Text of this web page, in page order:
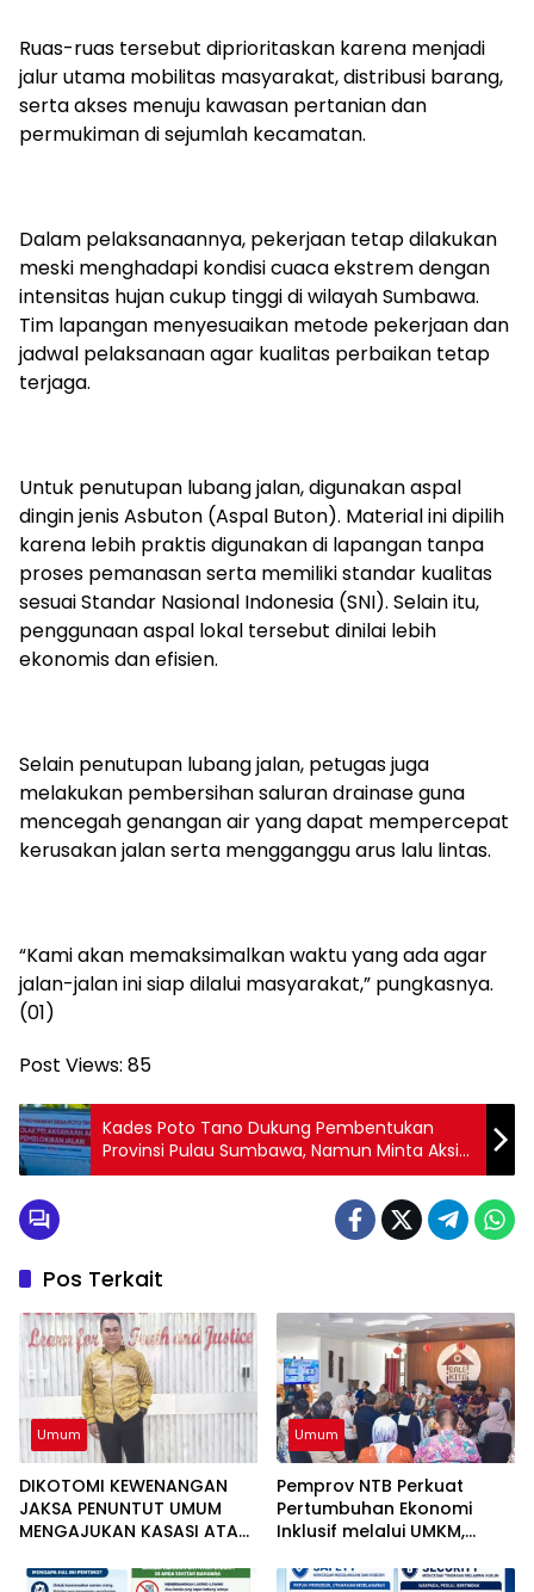
Ruas-ruas tersebut diprioritaskan karena menjadi
jalur utama mobilitas masyarakat, distribusi barang,
serta akses menuju kawasan pertanian dan
permukiman di sejumlah kecamatan.
Dalam pelaksanaannya, pekerjaan tetap dilakukan
meski menghadapi kondisi cuaca ekstrem dengan
intensitas hujan cukup tinggi di wilayah Sumbawa.
Tim lapangan menyesuaikan metode pekerjaan dan
jadwal pelaksanaan agar kualitas perbaikan tetap
terjaga.
Untuk penutupan lubang jalan, digunakan aspal
dingin jenis Asbuton (Aspal Buton). Material ini dipilih
karena lebih praktis digunakan di lapangan tanpa
proses pemanasan serta memiliki standar kualitas
sesuai Standar Nasional Indonesia (SNI). Selain itu,
penggunaan aspal lokal tersebut dinilai lebih
ekonomis dan efisien.
Selain penutupan lubang jalan, petugas juga
melakukan pembersihan saluran drainase guna
mencegah genangan air yang dapat mempercepat
kerusakan jalan serta mengganggu arus lalu lintas.
“Kami akan memaksimalkan waktu yang ada agar
jalan-jalan ini siap dilalui masyarakat,” pungkasnya.
(01)
Post Views: 85
Kades Poto Tano Dukung Pembentukan
Provinsi Pulau Sumbawa, Namun Minta Aksi
Tidak Ganggu Akses Transportasi
Pos Terkait
Umum
DIKOTOMI KEWENANGAN
JAKSA PENUNTUT UMUM
MENGAJUKAN KASASI ATAS
ANGGOTA DPRD NTB DALAM
Umum
Pemprov NTB Perkuat
Pertumbuhan Ekonomi
Inklusif melalui UMKM,
Semester I 2026 Capai